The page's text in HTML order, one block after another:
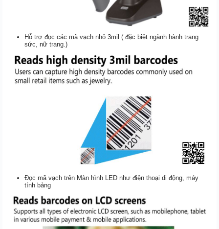
Hỗ trợ đọc các mã vạch nhỏ 3mil ( đặc biệt ngành hành trang
sức, nữ trang.)
Đọc mã vạch trên Màn hình LED như điện thoại di động, máy
tính bảng